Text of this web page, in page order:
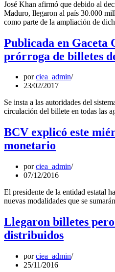
José Khan afirmó que debido al
Maduro, llegaron al país 30.000
como parte de la ampliación de
Publicada en Gaceta
prórroga de billetes
porciea_admin
23/02/2017
Se insta a las autoridades del
circulación del billete en todas las
BCV explicó este
monetario
porciea_admin
07/12/2016
El presidente de la entidad estatal
nuevas modalidades que se
Llegaron billetes
distribuidos
porciea_admin
25/11/2016